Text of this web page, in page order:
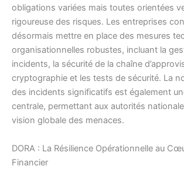
obligations variées mais toutes orientées
rigoureuse des risques. Les entreprises
désormais mettre en place des mesures
organisationnelles robustes, incluant la
incidents, la sécurité de la chaîne
cryptographie et les tests de sécurité. La
des incidents significatifs est également
centrale, permettant aux autorités
vision globale des menaces.
DORA : La Résilience Opérationnelle au
Financier